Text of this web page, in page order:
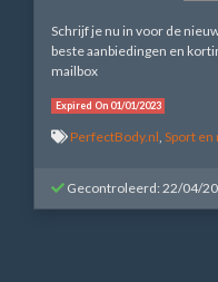
Schrijf je nu in voor de
beste aanbiedingen en
mailbox
Expired On 01/01/2023
PerfectBody.nl Sport
Gecontroleerd: 22/04/